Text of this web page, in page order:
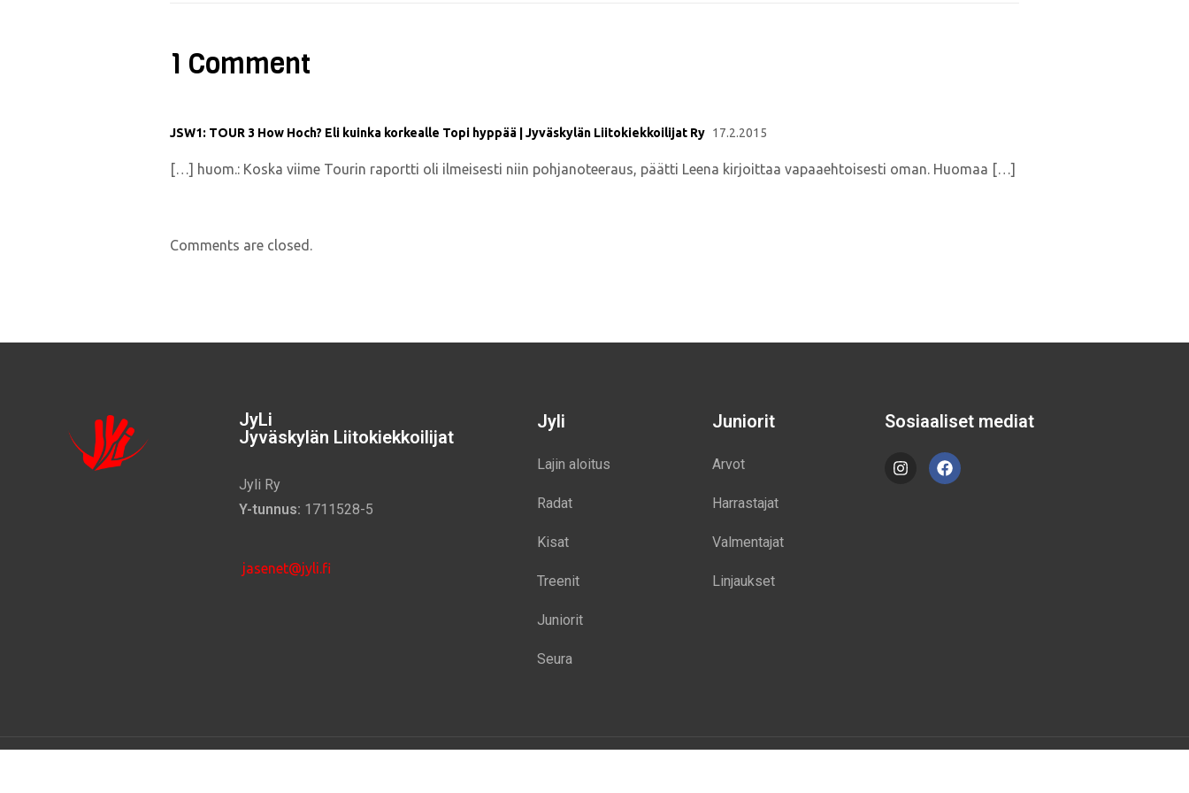
1 Comment
JSW1: TOUR 3 How Hoch? Eli kuinka korkealle Topi hyppää | Jyväskylän Liitokiekkoilijat Ry 17.2.2015
[…] huom.: Koska viime Tourin raportti oli ilmeisesti niin pohjanoteeraus, päätti Leena kirjoittaa vapaaehtoisesti oman. Huomaa […]
Comments are closed.
JyLi
Jyväskylän Liitokiekkoilijat
Jyli Ry
Y-tunnus: 1711528-5
jasenet@jyli.fi
Jyli
Lajin aloitus
Radat
Kisat
Treenit
Juniorit
Seura
Juniorit
Arvot
Harrastajat
Valmentajat
Linjaukset
Sosiaaliset mediat